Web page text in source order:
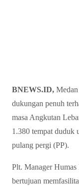
BNEWS.ID,
dukungan penuh
masa Angkutan
1.380 tempat duduk
pulang pergi (PP).
Plt. Manager
bertujuan